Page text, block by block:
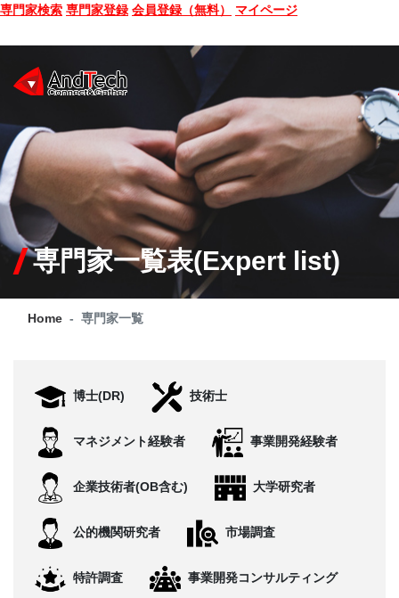
専門家検索 専門家登録 会員登録（無料） マイページ
SEMINAR
BOOK
CONSULTING
SERVICE
Q&A
CONTACT
専門家一覧表(Expert list)
Home 専門家一覧
博士(DR) 技術士
マネジメント経験者 事業開発経験者
企業技術者(OB含む) 大学研究者
公的機関研究者 市場調査
特許調査 事業開発コンサルティング